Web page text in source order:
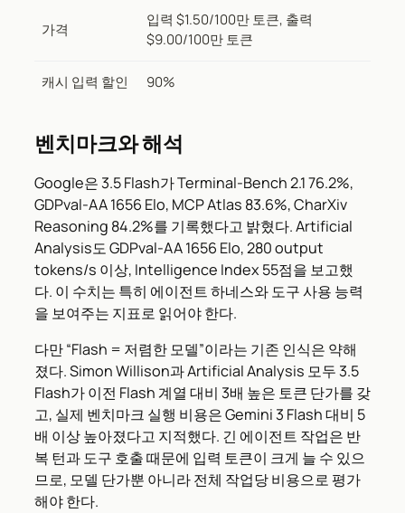
가격
입력 $1.50/100만 토큰, 출력
$9.00/100만 토큰
캐시 입력 할인 90%
벤치마크와 해석
Google은 3.5 Flash가 Terminal-Bench 2.1 76.2%,
GDPval-AA 1656 Elo, MCP Atlas 83.6%, CharXiv
Reasoning 84.2%를 기록했다고 밝혔다. Artificial
Analysis도 GDPval-AA 1656 Elo, 280 output
tokens/s 이상, Intelligence Index 55점을 보고했
다. 이 수치는 특히 에이전트 하네스와 도구 사용 능력
을 보여주는 지표로 읽어야 한다.
다만 “Flash = 저렴한 모델”이라는 기존 인식은 약해
졌다. Simon Willison과 Artificial Analysis 모두 3.5
Flash가 이전 Flash 계열 대비 3배 높은 토큰 단가를 갖
고, 실제 벤치마크 실행 비용은 Gemini 3 Flash 대비 5
배 이상 높아졌다고 지적했다. 긴 에이전트 작업은 반
복 턴과 도구 호출 때문에 입력 토큰이 크게 늘 수 있으
므로, 모델 단가뿐 아니라 전체 작업당 비용으로 평가
해야 한다.